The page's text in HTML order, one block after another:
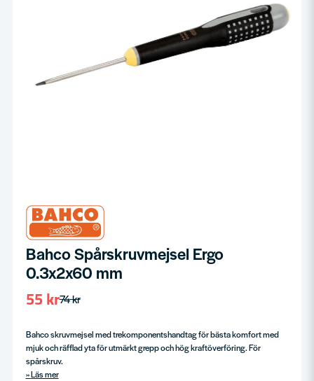
Bahco Spårskruvmejsel Ergo
0.3x2x60 mm
74 kr
55 kr
Bahco skruvmejsel med trekomponentshandtag för bästa komfort med
mjuk och räfflad yta för utmärkt grepp och hög kraftöverföring. För
spårskruv.
Läs mer